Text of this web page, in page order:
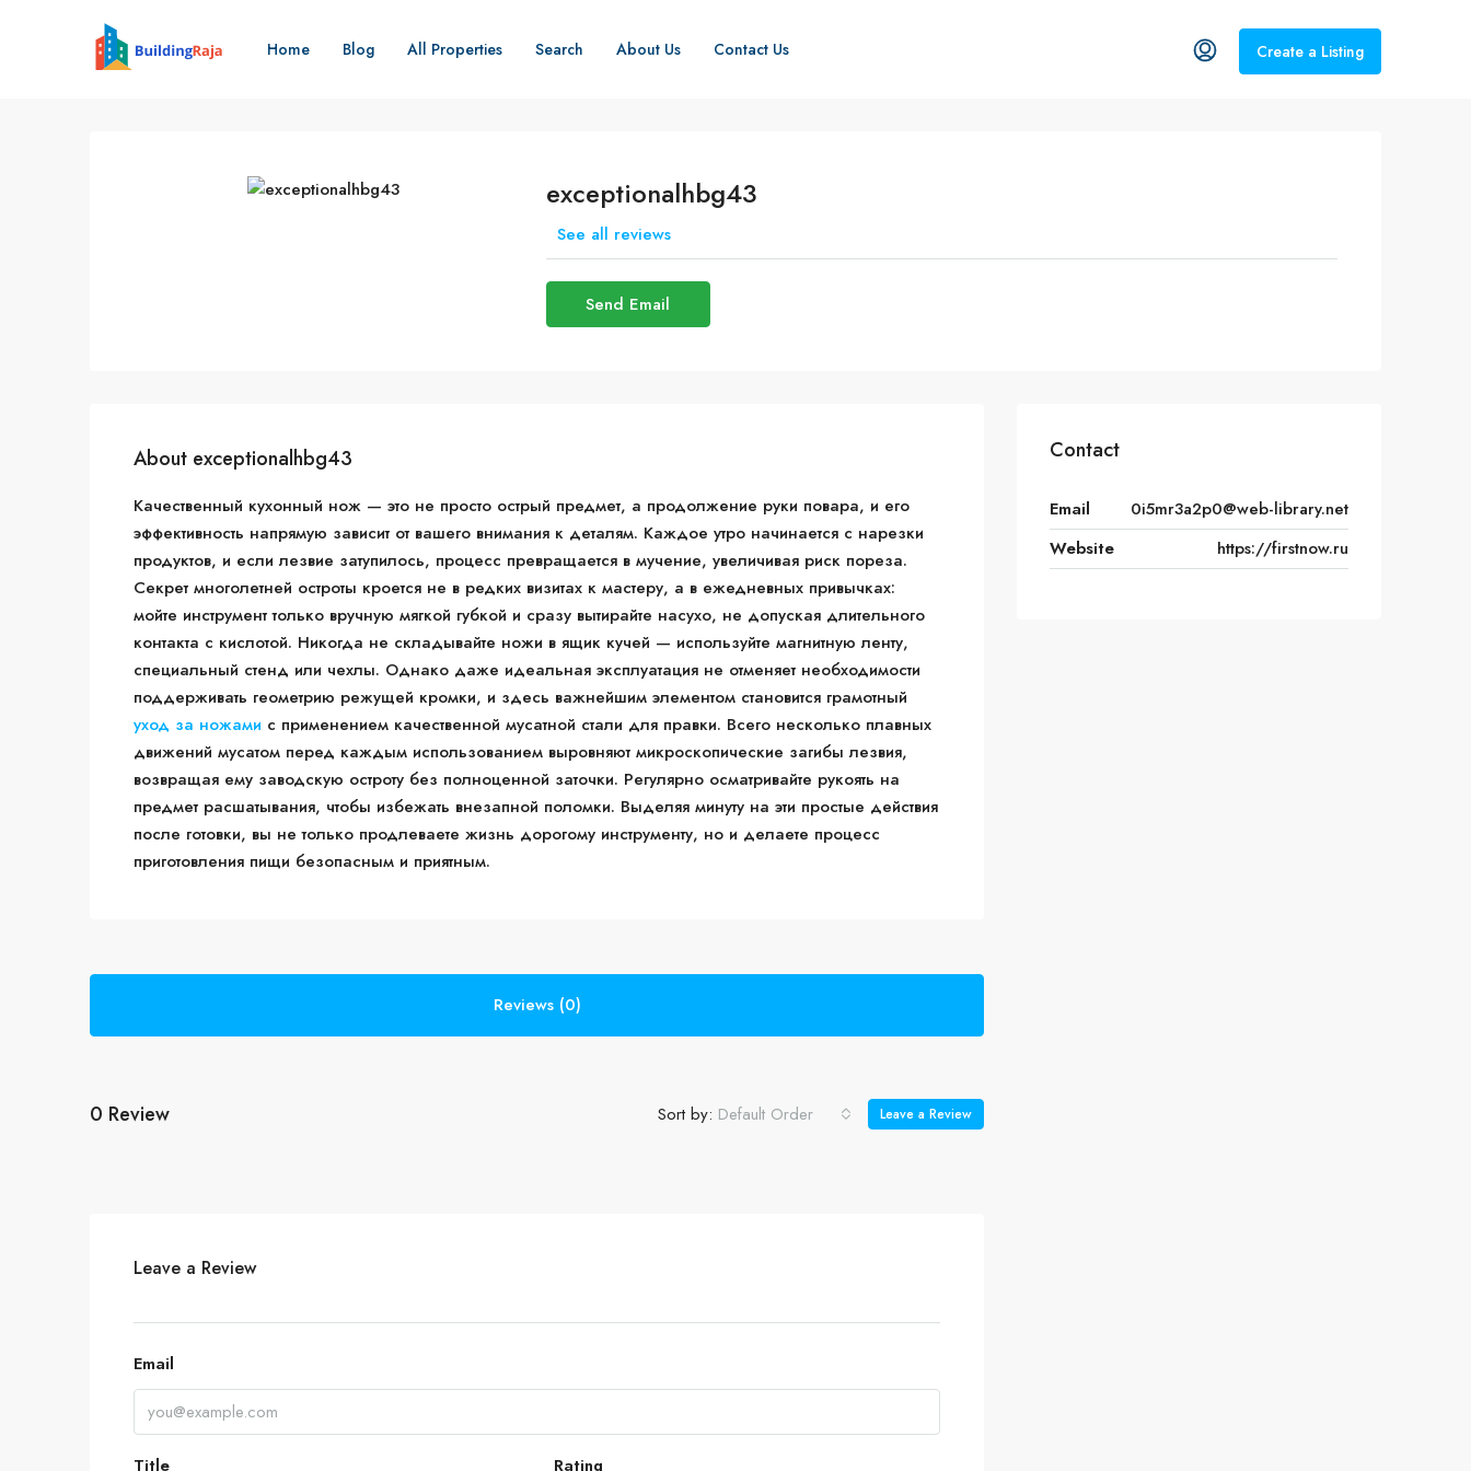
Home Blog All Properties Search About Us Contact Us Create a Listing
exceptionalhbg43
See all reviews
Send Email
About exceptionalhbg43
Качественный кухонный нож — это не просто острый предмет, а продолжение руки повара, и его
эффективность напрямую зависит от вашего внимания к деталям. Каждое утро начинается с нарезки
продуктов, и если лезвие затупилось, процесс превращается в мучение, увеличивая риск пореза.
Секрет многолетней остроты кроется не в редких визитах к мастеру, а в ежедневных привычках:
мойте инструмент только вручную мягкой губкой и сразу вытирайте насухо, не допуская длительного
контакта с кислотой. Никогда не складывайте ножи в ящик кучей — используйте магнитную ленту,
специальный стенд или чехлы. Однако даже идеальная эксплуатация не отменяет необходимости
поддерживать геометрию режущей кромки, и здесь важнейшим элементом становится грамотный
уход за ножами с применением качественной мусатной стали для правки. Всего несколько плавных
движений мусатом перед каждым использованием выровняют микроскопические загибы лезвия,
возвращая ему заводскую остроту без полноценной заточки. Регулярно осматривайте рукоять на
предмет расшатывания, чтобы избежать внезапной поломки. Выделяя минуту на эти простые действия
после готовки, вы не только продлеваете жизнь дорогому инструменту, но и делаете процесс
приготовления пищи безопасным и приятным.
Reviews (0)
0 Review Sort by: Default Order Leave a Review
Leave a Review
Email
Title
Rating
Contact
Email
0i5mr3a2p0@web-library.net
Website
https://firstnow.ru